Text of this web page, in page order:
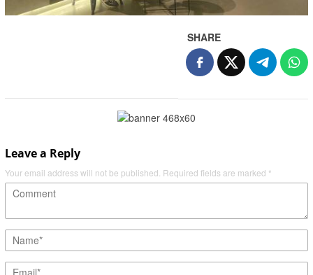
SHARE
Leave a Reply
Your email address will not be published. Required fields are marked *